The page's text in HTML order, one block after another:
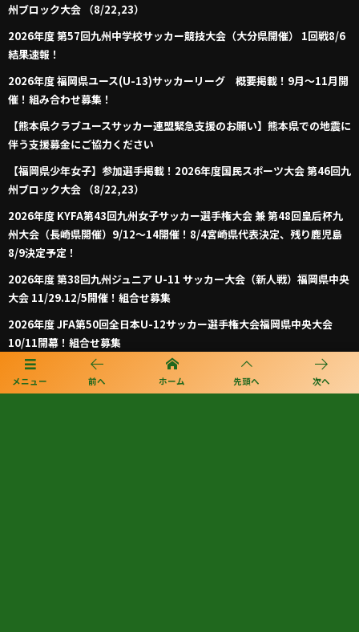
メニュー 前へ ホーム 先頭へ 次へ
州ブロック大会 （8/22,23）
2026年度 第57回九州中学校サッカー競技大会（大分県開催） 1回戦8/6
結果速報！
2026年度 福岡県ユース(U-13)サッカーリーグ 概要掲載！9月～11月開
催！組み合わせ募集！
【熊本県クラブユースサッカー連盟緊急支援のお願い】熊本県での地震に
伴う支援募金にご協力ください
【福岡県少年女子】参加選手掲載！2026年度国民スポーツ大会 第46回九
州ブロック大会 （8/22,23）
2026年度 KYFA第43回九州女子サッカー選手権大会 兼 第48回皇后杯九
州大会（長崎県開催）9/12～14開催！8/4宮崎県代表決定、残り鹿児島
8/9決定予定！
2026年度 第38回九州ジュニア U-11 サッカー大会（新人戦）福岡県中央
大会 11/29.12/5開催！組合せ募集
2026年度 JFA第50回全日本U-12サッカー選手権大会福岡県中央大会
10/11開幕！組合せ募集
2026年度 第105回全国高校サッカー選手権福岡大会 第ニ次予選 9/26～
開催！大会概要掲載！組合せ募集 8/28抽選会